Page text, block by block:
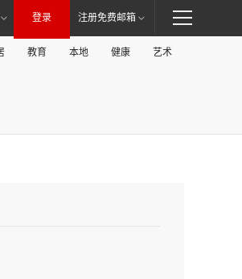
登录 注册免费邮箱
教育 本地 健康 艺术